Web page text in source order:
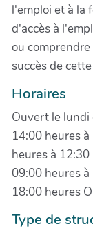
l'emploi et à la
d'accès à
ou
succès de
Horaires
Ouvert le lundi
14:00 heures
heures à
09:00 heures
18:00 heures
Type de